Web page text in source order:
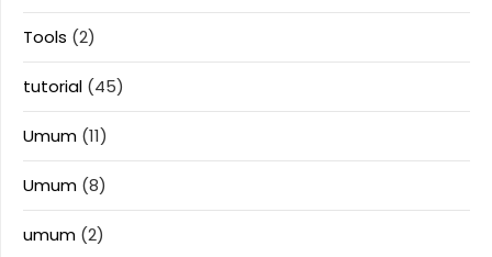
Tools (2)
tutorial (45)
Umum (11)
Umum (8)
umum (2)